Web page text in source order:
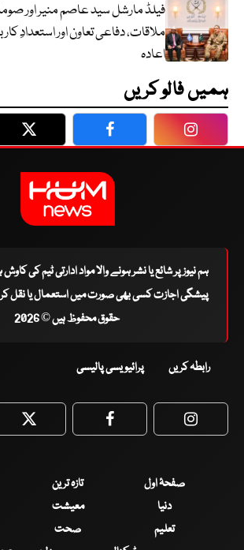
فیلڈ مارشل سید عاصم منیر اور
ملاقات، دفاعی تعاون اور استعدادِ
اعادہ
ہمیں فالو کریں
Twitter Facebook
ہم نیوز پر شائع یا نشر ہونے والا مواد ادارتی ٹیم کی
پیشگی اجازت کسی بھی صورت میں استعمال یا نقل
حقوق محفوظ ہیں © 2026
رابطہ کریں پرائیویسی پالیسی
Twitter Facebook
صفحۂ اول تازہ ترین
دنیا
معیشت
تعلیم
صحت